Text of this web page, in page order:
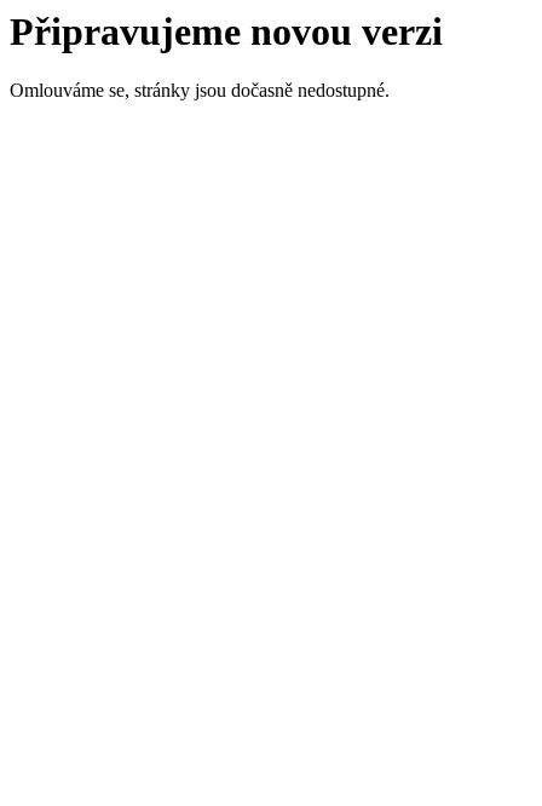
Připravujeme novou verzi
Omlouváme se, stránky jsou dočasně nedostupné.